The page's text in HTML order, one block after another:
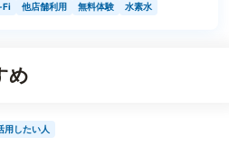
Fi 他店舗利用 無料体験 水素水
め
用したい人